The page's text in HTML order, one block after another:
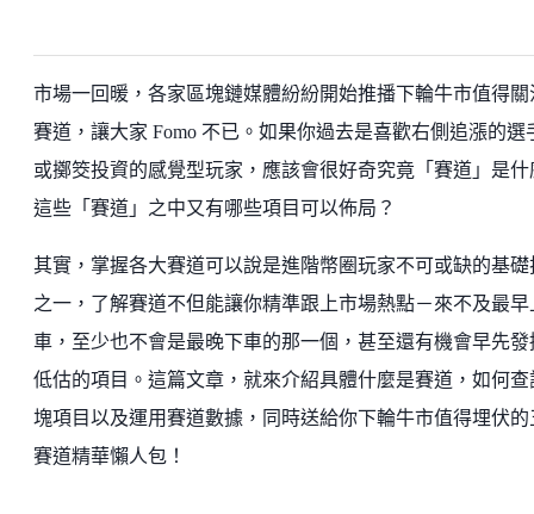
市場一回暖，各家區塊鏈媒體紛紛開始推播下輪牛市值得關
賽道，讓大家 Fomo 不已。如果你過去是喜歡右側追漲的選
或擲筊投資的感覺型玩家，應該會很好奇究竟「賽道」是什
這些「賽道」之中又有哪些項目可以佈局？
其實，掌握各大賽道可以說是進階幣圈玩家不可或缺的基礎
之一，了解賽道不但能讓你精準跟上市場熱點－來不及最早
車，至少也不會是最晚下車的那一個，甚至還有機會早先發
低估的項目。這篇文章，就來介紹具體什麼是賽道，如何查
塊項目以及運用賽道數據，同時送給你下輪牛市值得埋伏的
賽道精華懶人包！